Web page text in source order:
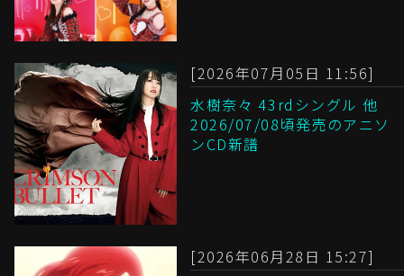
[2026年07月05日 11:56]
水樹奈々 43rdシングル 他
2026/07/08頃発売のアニソ
ンCD新譜
[2026年06月28日 15:27]